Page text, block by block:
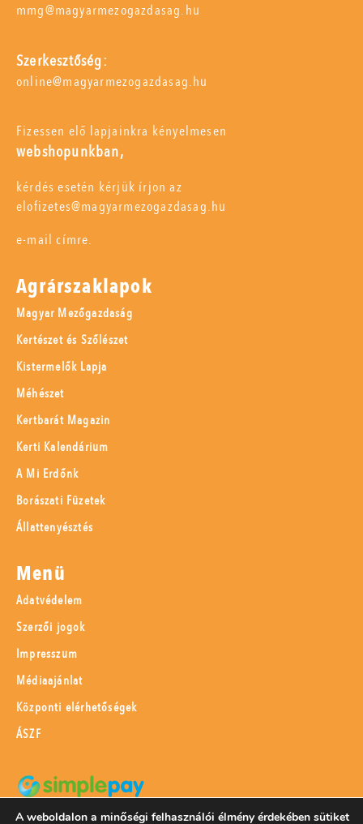
mmg@magyarmezogazdasag.hu
Szerkesztőség:
online@magyarmezogazdasag.hu
Fizessen elő lapjainkra kényelmesen
webshopunkban,
kérdés esetén kérjük írjon az
elofizetes@magyarmezogazdasag.hu
e-mail címre.
Agrárszaklapok
Magyar Mezőgazdaság
Kertészet és Szőlészet
Kistermelők Lapja
Méhészet
Kertbarát Magazin
Kerti Kalendárium
A Mi Erdőnk
Borászati Füzetek
Állattenyésztés
Menü
Adatvédelem
Szerzői jogok
Impresszum
Médiaajánlat
Központi elérhetőségek
ÁSZF
A weboldalon a minőségi felhasználói élmény érdekében sütiket